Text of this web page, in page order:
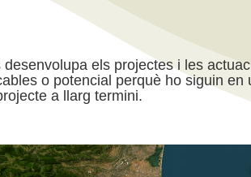
els projectes i les
o potencial perquè ho siguin en
a llarg termini.